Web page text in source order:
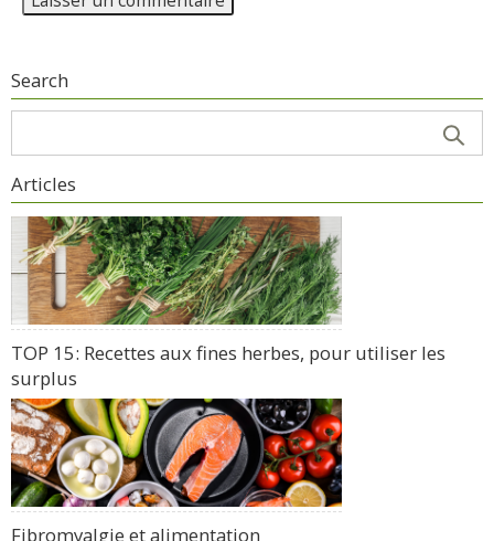
Search
Articles
TOP 15: Recettes aux fines herbes, pour utiliser les
surplus
Fibromyalgie et alimentation